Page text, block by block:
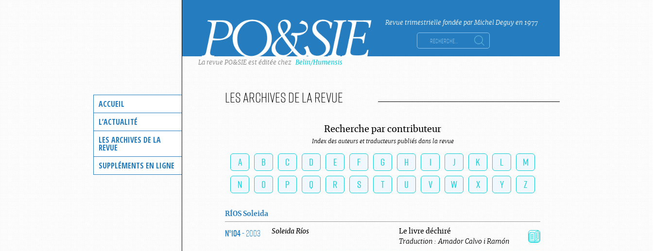
ACCUEIL
L’ACTUALITÉ
LES ARCHIVES DE LA
REVUE
SUPPLÉMENTS EN LIGNE
Revue trimestrielle fondée par Michel Deguy en 1977
Rechercher :
La revue PO&SIE est éditée chez Belin/Humensis
Les archives de la revue
Recherche par contributeur
Index des auteurs et traducteurs publiés dans la revue
A B C D E F G H I J K L
M
N
O P Q R S T U V W X Y Z
RÍOS Soleida
N°104- 2003 Soleida Ríos
Le livre déchiré
Traduction : Amador Calvo i Ramón